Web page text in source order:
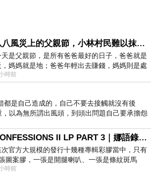
八八風災上的父親節，小林村民難以抹滅的痛
天是父親節，是所有爸爸最好的日子，爸爸就是
，媽媽就是地；爸爸年輕出去賺錢，媽媽則是處
家務，職業不分高低貴賤，只有人品才
時前
都是自己造成的，自己不要去接觸就沒有後
以為無所謂出風頭，到頭出問題自己要承擔怨
CONFESSIONS II LP PART 3｜娜語錄II LP PART 3
次官方大規模的發行十幾種專輯彩膠當中，只有
圖案膠，一張是開腿喇叭、一張是條紋斑馬
目前官網上只剩澳洲商店AU STORE
時前